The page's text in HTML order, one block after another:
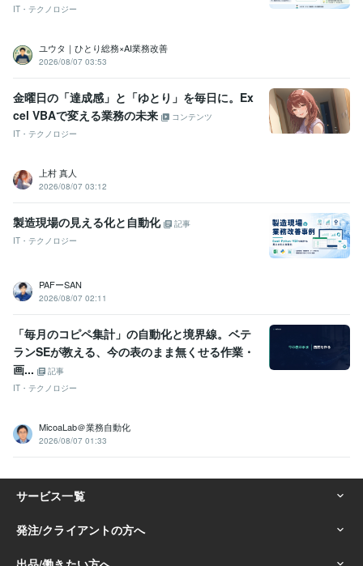
IT・テクノロジー
ユウタ｜ひとり総務×AI業務改善
2026/08/07 03:53
金曜日の「達成感」と「ゆとり」を毎日に。Ex
cel VBAで変える業務の未来
コンテンツ
IT・テクノロジー
上村 真人
2026/08/07 03:12
製造現場の見える化と自動化
記事
IT・テクノロジー
PAFーSAN
2026/08/07 02:11
「毎月のコピペ集計」の自動化と境界線。ベテ
ランSEが教える、今の表のまま無くせる作業・
画...
記事
IT・テクノロジー
MicoaLab＠業務自動化
2026/08/07 01:33